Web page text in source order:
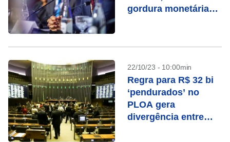
gordura monetária
22/10/23 - 10:00min
Regra para R$ 32 bi
‘pendurados’ no
PLOA gera
divergência entre